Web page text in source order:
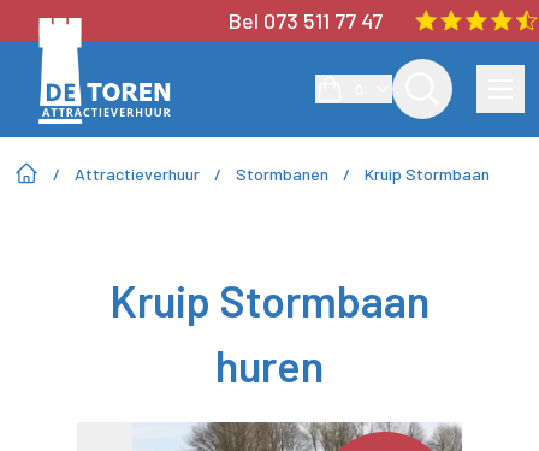
Bel 073 511 77 47
/ Attractieverhuur / Stormbanen / Kruip Stormbaan
Kruip Stormbaan
huren